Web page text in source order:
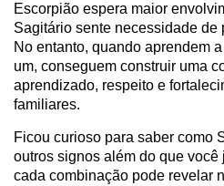
Escorpião espera maior
Sagitário sente necessidade de
No entanto, quando aprendem
um, conseguem construir uma
aprendizado, respeito e
familiares.
Ficou curioso para saber como
outros signos além do que você
cada combinação pode revelar